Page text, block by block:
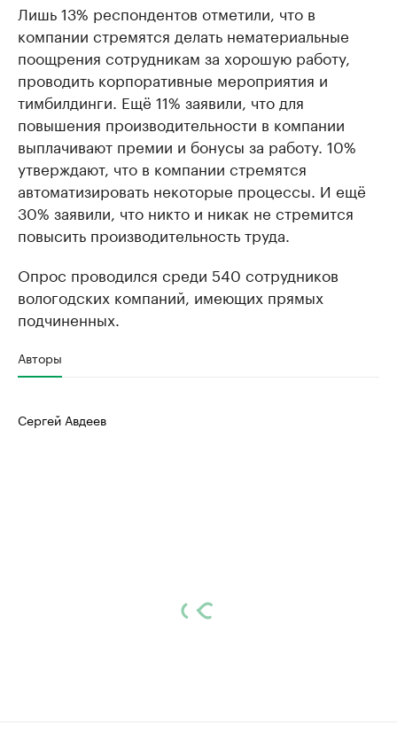
Лишь 13% респондентов отметили, что в
компании стремятся делать нематериальные
поощрения сотрудникам за хорошую работу,
проводить корпоративные мероприятия и
тимбилдинги. Ещё 11% заявили, что для
повышения производительности в компании
выплачивают премии и бонусы за работу. 10%
утверждают, что в компании стремятся
автоматизировать некоторые процессы. И ещё
30% заявили, что никто и никак не стремится
повысить производительность труда.
Опрос проводился среди 540 сотрудников
вологодских компаний, имеющих прямых
подчиненных.
Авторы
Сергей Авдеев